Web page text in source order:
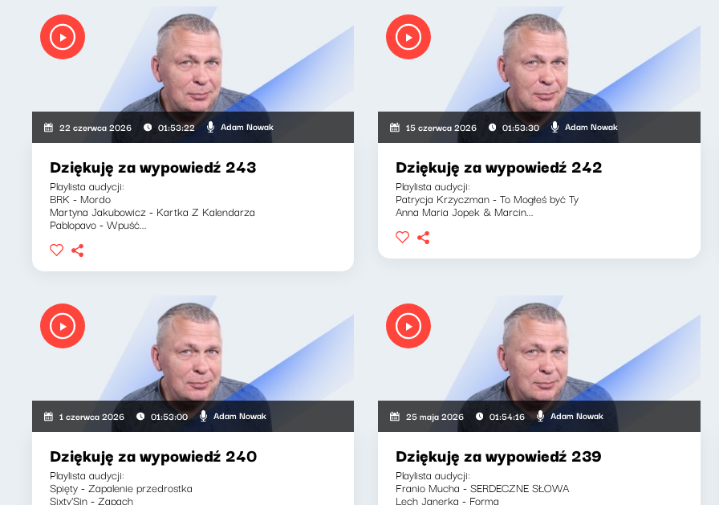
22 czerwca 2026 01:53:22 Adam Nowak
Dziękuję za wypowiedź 243
Playlista audycji:
BRK - Mordo
Martyna Jakubowicz - Kartka Z Kalendarza
Pablopavo - Wpuść...
15 czerwca 2026 01:53:30 Adam Nowak
Dziękuję za wypowiedź 242
Playlista audycji:
Patrycja Krzyczman - To Mogłeś być Ty
Anna Maria Jopek & Marcin...
1 czerwca 2026 01:53:00 Adam Nowak
Dziękuję za wypowiedź 240
Playlista audycji:
Spięty - Zapalenie przedrostka
Sixty'Sin - Zapach
25 maja 2026 01:54:16 Adam Nowak
Dziękuję za wypowiedź 239
Playlista audycji:
Franio Mucha - SERDECZNE SŁOWA
Lech Janerka - Forma